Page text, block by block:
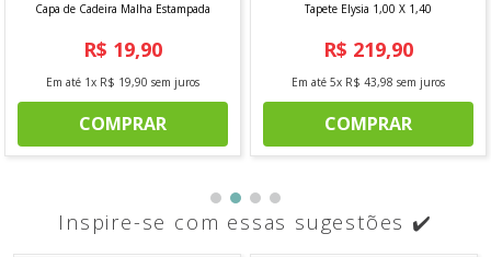
Capa de Cadeira Malha Estampada
R$ 19,90
Em até 1x R$ 19,90 sem juros
COMPRAR
Tapete Elysia 1,00 X 1,40
R$ 219,90
Em até 5x R$ 43,98 sem juros
COMPRAR
Inspire-se com essas sugestões ✔️